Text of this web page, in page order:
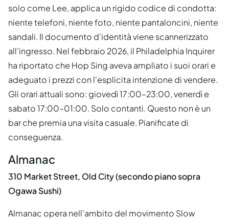
solo come Lee, applica un rigido codice di condotta:
niente telefoni, niente foto, niente pantaloncini, niente
sandali. Il documento d'identità viene scannerizzato
all'ingresso. Nel febbraio 2026, il Philadelphia Inquirer
ha riportato che Hop Sing aveva ampliato i suoi orari e
adeguato i prezzi con l'esplicita intenzione di vendere.
Gli orari attuali sono: giovedì 17:00–23:00, venerdì e
sabato 17:00–01:00. Solo contanti. Questo non è un
bar che premia una visita casuale. Pianificate di
conseguenza.
Almanac
310 Market Street, Old City (secondo piano sopra
Ogawa Sushi)
Almanac opera nell'ambito del movimento Slow